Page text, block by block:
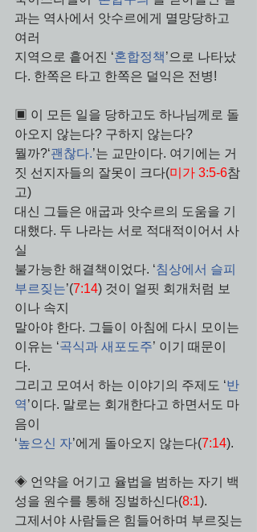
과는 역사에서 앗수르에게 멸망당하고
여러
지역으로 흩어진 ‘혼합정책’으로 나타났
다. 한쪽은 타고 한쪽은 덜익은 전병!
▣ 이 모든 일을 당하고도 하나님께로 돌
아오지 않는다? 구하지 않는다?
뭘까?‘괜찮다.’는 교만이다. 여기에는 거
짓 선지자들의 잘못이 크다(미가 3:5-6참
고)
대신 그들은 애굽과 앗수르의 도움을 기
대했다. 두 나라는 서로 적대적이어서 사
실
불가능한 해결책이었다. ‘침상에서 슬피
부르짖는’(7:14) 것이 얼핏 회개처럼 보
이나 속지
말아야 한다. 그들이 아침에 다시 모이는
이유는 ‘곡식과 새포도주’ 이기 때문이
다.
그리고 모여서 하는 이야기의 주제도 ‘반
역’이다. 말로는 회개한다고 하면서도 마
음이
‘높으신 자’에게 돌아오지 않는다(7:14).
◈ 언약을 어기고 율법을 범하는 자기 백
성을 원수를 통해 징벌하신다(8:1).
그제서야 사람들은 힘들어하며 부르짖는